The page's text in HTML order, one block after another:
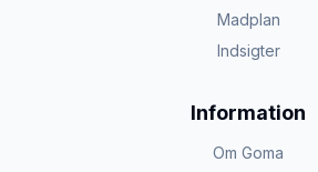
Madplan
Indsigter
Information
Om Goma